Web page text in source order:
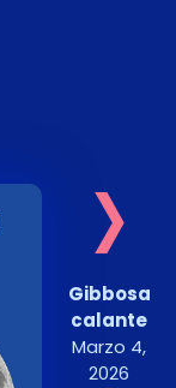
›
Gibbosa
calante
Marzo 4,
2026